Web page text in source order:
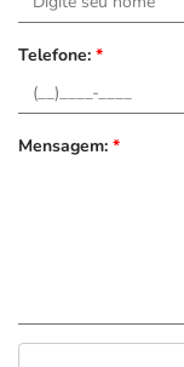
Telefone: *
Mensagem: *